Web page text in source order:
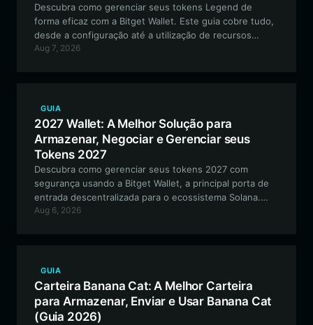
Descubra como gerenciar seus tokens Legend de
forma eficaz com a Bitget Wallet. Este guia cobre tudo,
desde a configuração até a utilização de recursos
nativos da Solana para o ecossistema Legend
Aug 7, 2026
GUIA
2027 Wallet: A Melhor Solução para
Armazenar, Negociar e Gerenciar seus
Tokens 2027
Descubra como gerenciar seus tokens 2027 com
segurança usando a Bitget Wallet, a principal porta de
entrada descentralizada para o ecossistema Solana.
Este guia abrange tudo o que você precisa saber sobre
Aug 6, 2026
GUIA
Carteira Banana Cat: A Melhor Carteira
para Armazenar, Enviar e Usar Banana Cat
(Guia 2026)